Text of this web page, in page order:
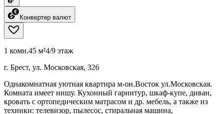
Конвертер валют
1 комн.45 м²4/9 этаж
г. Брест, ул. Московская, 326
Однакомнатная уютная квартира м-он.Восток ул.Московская.
Комната имеет нишу. Кухонный гарнитур, шкаф-купе, диван,
кровать с ортопедическим матрасом и др. мебель, а также из
техники: телевизор, пылесос, стиральная машина,